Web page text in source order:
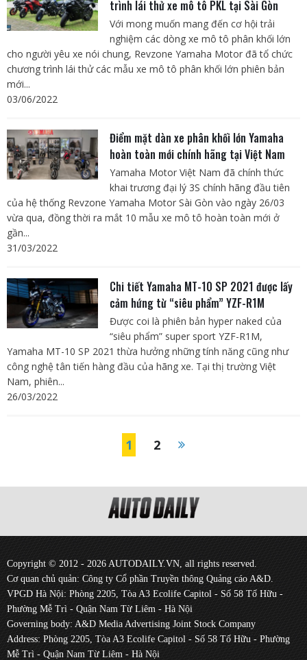
trình lái thử xe mô tô PKL tại Sài Gòn
Với mong muốn mang đến cơ hội trải
nghiệm các dòng xe mô tô phân khối lớn
cho người yêu xe nói chung, Revzone Yamaha Motor đã tổ chức
chương trình lái thử các mẫu xe mô tô phân khối lớn phiên bản
mới...
03/06/2022
Điểm mặt dàn xe phân khối lớn Yamaha
hoàn toàn mới chính hãng tại Việt Nam
Yamaha Motor Việt Nam đã chính thức
khai trương đại lý 3S chính hãng đầu tiên
của hệ thống Revzone Yamaha Motor Sài Gòn vào ngày 26/03
vừa qua, đồng thời ra mắt 10 mẫu xe mô tô hoàn toàn mới ở
gần...
31/03/2022
Chi tiết Yamaha MT-10 SP 2021 được lấy
cảm hứng từ “siêu phẩm” YZF-R1M
Được coi là phiên bản hyper naked của
“siêu phẩm” super sport YZF-R1M,
Yamaha MT-10 SP 2021 thừa hưởng những tính năng cũng như
công nghệ tân tiến hàng đầu của hãng xe. Tại thị trường Việt
Nam, phiên...
26/03/2022
1 2
Copyright © 2012 - 2026 AUTODAILY.VN, all rights reserved.
Cơ quan chủ quản: Công ty Cổ phần Truyền thông Quảng cáo A&D.
VPGD Hà Nội: Phòng 2205, Tòa A3 Ecolife Capitol - Số 58 Tố Hữu -
Phường Mễ Trì - Quận Nam Từ Liêm - Hà Nội
Governing body: A&D Media Advertising Joint Stock Company
Address: Phòng 2205, Tòa A3 Ecolife Capitol - Số 58 Tố Hữu - Phường
Mễ Trì - Quận Nam Từ Liêm - Hà Nội